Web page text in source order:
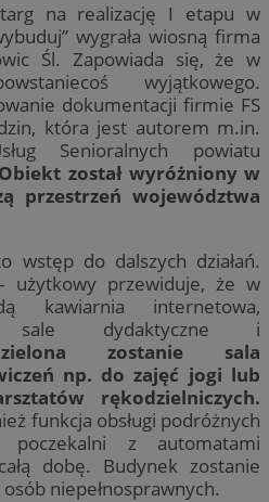
na realizację I etapu w
wygrała wiosną firma
Śl. Zapowiada się, że w
wyjątkowego.
dokumentacji firmie FS
która jest autorem m.in.
Senioralnych powiatu
Obiekt został wyróżniony w
przestrzeń województwa
wstęp do dalszych działań.
użytkowy przewiduje, że w
kawiarnia internetowa,
sale dydaktyczne i
zostanie sala
np. do zajęć jogi lub
rękodzielniczych.
funkcja obsługi podróżnych
z automatami
dobę. Budynek zostanie
niepełnosprawnych.